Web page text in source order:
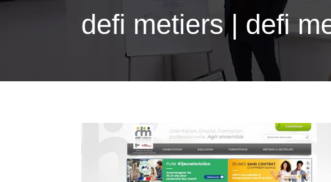
defi metiers | defi